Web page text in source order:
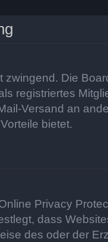
Die
registriertes
Versand an
bietet.
Privacy
dass
des oder der